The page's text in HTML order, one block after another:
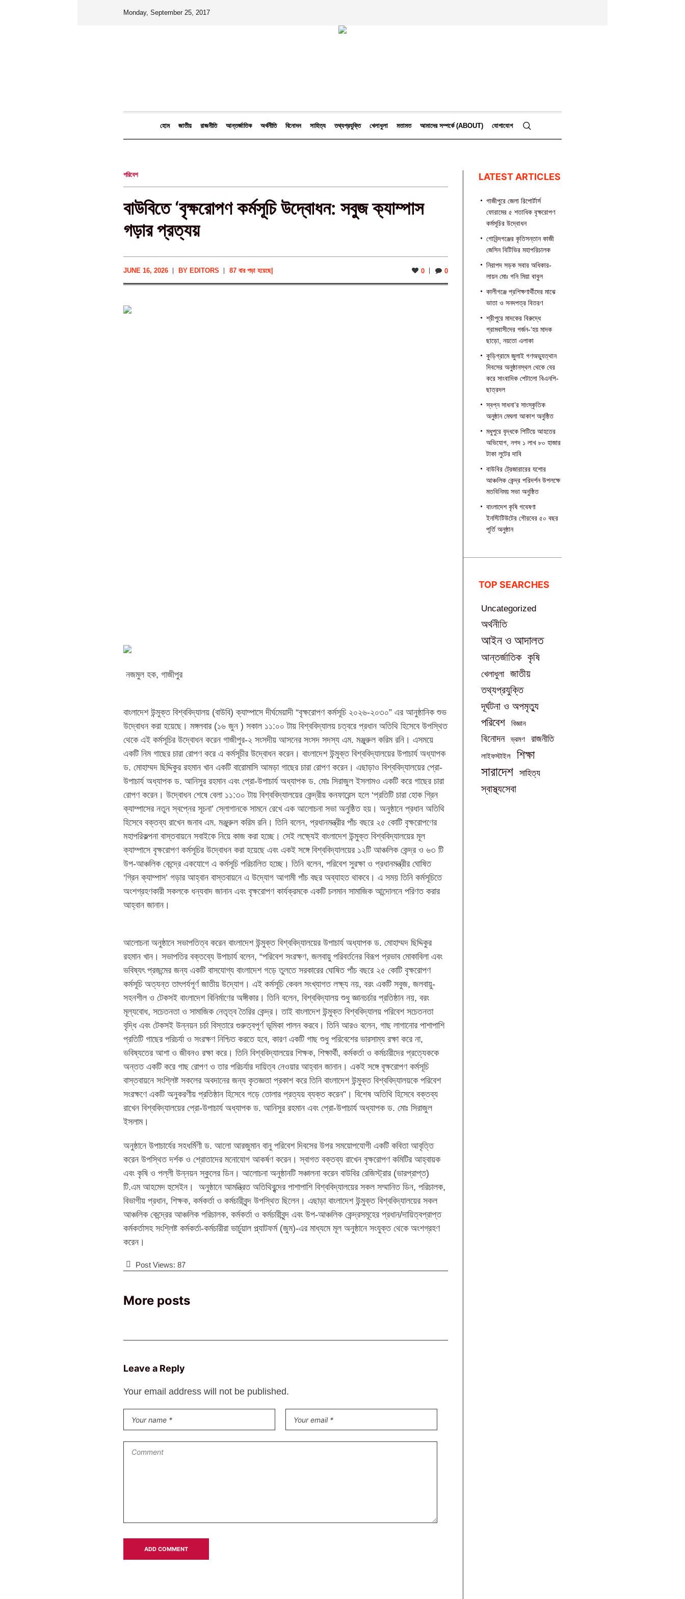
Monday, September 25, 2017
হোম জাতীয় রাজনীতি আন্তর্জাতিক অর্থনীতি বিনোদন সাহিত্য তথ্যপ্রযুক্তি খেলাধুলা মতামত আমাদের সম্পর্কে (ABOUT) যোগাযোগ
পরিবেশ
বাউবিতে ‘বৃক্ষরোপণ কর্মসূচি উদ্বোধন: সবুজ ক্যাম্পাস
গড়ার প্রত্যয়
JUNE 16, 2026 BY EDITORS |
87 বার পড়া হয়েছে 0 0
নজমুল হক, গাজীপুর
বাংলাদেশ উন্মুক্ত বিশ্ববিদ্যালয় (বাউবি) ক্যাম্পাসে দীর্ঘমেয়াদী “বৃক্ষরোপণ কর্মসূচি ২০২৬-২০৩০” এর আনুষ্ঠানিক শুভ
উদ্বোধন করা হয়েছে। মঙ্গলবার (১৬ জুন ) সকাল ১১:০০ টায় বিশ্ববিদ্যালয় চত্বরে প্রধান অতিথি হিসেবে উপস্থিত
থেকে এই কর্মসূচির উদ্বোধন করেন গাজীপুর-২ সংসদীয় আসনের সংসদ সদস্য এম. মঞ্জুরুল করিম রনি। এসময়ে
একটি নিম গাছের চারা রোপণ করে এ কর্মসূচীর উদ্বোধন করেন। বাংলাদেশ উন্মুক্ত বিশ্ববিদ্যালয়ের উপাচার্য অধ্যাপক
ড. মোহাম্মদ ছিদ্দিকুর রহমান খান একটি বারোমাসি আমড়া গাছের চারা রোপণ করেন। এছাড়াও বিশ্ববিদ্যালয়ের প্রো-
উপাচার্য অধ্যাপক ড. আনিসুর রহমান এবং প্রো-উপাচার্য অধ্যাপক ড. মোঃ সিরাজুল ইসলামও একটি করে গাছের চারা
রোপণ করেন। উদ্বোধন শেষে বেলা ১১:৩০ টায় বিশ্ববিদ্যালয়ের কেন্দ্রীয় কনফারেন্স হলে ‘প্রতিটি চারা হোক গ্রিন
ক্যাম্পাসের নতুন স্বপ্নের সূচনা’ স্লোগানকে সামনে রেখে এক আলোচনা সভা অনুষ্ঠিত হয়। অনুষ্ঠানে প্রধান অতিথি
হিসেবে বক্তব্য রাখেন জনাব এম. মঞ্জুরুল করিম রনি। তিনি বলেন, প্রধানমন্ত্রীর পাঁচ বছরে ২৫ কোটি বৃক্ষরোপণের
মহাপরিকল্পনা বাস্তবায়নে সবাইকে নিয়ে কাজ করা হচ্ছে। সেই লক্ষ্যেই বাংলাদেশ উন্মুক্ত বিশ্ববিদ্যালয়ের মূল
ক্যাম্পাসে বৃক্ষরোপণ কর্মসূচির উদ্বোধন করা হয়েছে এবং একই সঙ্গে বিশ্ববিদ্যালয়ের ১২টি আঞ্চলিক কেন্দ্র ও ৬৩ টি
উপ-আঞ্চলিক কেন্দ্রে একযোগে এ কর্মসূচি পরিচালিত হচ্ছে। তিনি বলেন, পরিবেশ সুরক্ষা ও প্রধানমন্ত্রীর ঘোষিত
‘গ্রিন ক্যাম্পাস’ গড়ার আহ্বান বাস্তবায়নে এ উদ্যোগ আগামী পাঁচ বছর অব্যাহত থাকবে। এ সময় তিনি কর্মসূচিতে
অংশগ্রহণকারী সকলকে ধন্যবাদ জানান এবং বৃক্ষরোপণ কার্যক্রমকে একটি চলমান সামাজিক আন্দোলনে পরিণত করার
আহ্বান জানান।
আলোচনা অনুষ্ঠানে সভাপতিত্ব করেন বাংলাদেশ উন্মুক্ত বিশ্ববিদ্যালয়ের উপাচার্য অধ্যাপক ড. মোহাম্মদ ছিদ্দিকুর
রহমান খান। সভাপতির বক্তব্যে উপাচার্য বলেন, “পরিবেশ সংরক্ষণ, জলবায়ু পরিবর্তনের বিরূপ প্রভাব মোকাবিলা এবং
ভবিষ্যৎ প্রজন্মের জন্য একটি বাসযোগ্য বাংলাদেশ গড়ে তুলতে সরকারের ঘোষিত পাঁচ বছরে ২৫ কোটি বৃক্ষরোপণ
কর্মসূচি অত্যন্ত তাৎপর্যপূর্ণ জাতীয় উদ্যোগ। এই কর্মসূচি কেবল সংখ্যাগত লক্ষ্য নয়, বরং একটি সবুজ, জলবায়ু-
সহনশীল ও টেকসই বাংলাদেশ বিনির্মাণের অঙ্গীকার। তিনি বলেন, বিশ্ববিদ্যালয় শুধু জ্ঞানচর্চার প্রতিষ্ঠান নয়, বরং
মূল্যবোধ, সচেতনতা ও সামাজিক নেতৃত্ব তৈরির কেন্দ্র। তাই বাংলাদেশ উন্মুক্ত বিশ্ববিদ্যালয় পরিবেশ সচেতনতা
বৃদ্ধি এবং টেকসই উন্নয়ন চর্চা বিস্তারে গুরুত্বপূর্ণ ভূমিকা পালন করবে। তিনি আরও বলেন, গাছ লাগানোর পাশাপাশি
প্রতিটি গাছের পরিচর্যা ও সংরক্ষণ নিশ্চিত করতে হবে, কারণ একটি গাছ শুধু পরিবেশের ভারসাম্য রক্ষা করে না,
ভবিষ্যতের আশা ও জীবনও রক্ষা করে। তিনি বিশ্ববিদ্যালয়ের শিক্ষক, শিক্ষার্থী, কর্মকর্তা ও কর্মচারীদের প্রত্যেককে
অন্তত একটি করে গাছ রোপণ ও তার পরিচর্যার দায়িত্ব নেওয়ার আহ্বান জানান। একই সঙ্গে বৃক্ষরোপণ কর্মসূচি
বাস্তবায়নে সংশ্লিষ্ট সকলের অবদানের জন্য কৃতজ্ঞতা প্রকাশ করে তিনি বাংলাদেশ উন্মুক্ত বিশ্ববিদ্যালয়কে পরিবেশ
সংরক্ষণে একটি অনুকরণীয় প্রতিষ্ঠান হিসেবে গড়ে তোলার প্রত্যয় ব্যক্ত করেন”। বিশেষ অতিথি হিসেবে বক্তব্য
রাখেন বিশ্ববিদ্যালয়ের প্রো-উপাচার্য অধ্যাপক ড. আনিসুর রহমান এবং প্রো-উপাচার্য অধ্যাপক ড. মোঃ সিরাজুল
ইসলাম।
অনুষ্ঠানে উপাচার্যের সহধর্মিণী ড. আলো আরজুমান বানু পরিবেশ দিবসের উপর সময়োপযোগী একটি কবিতা আবৃত্তি
করেন উপস্থিত দর্শক ও শ্রোতাদের মনোযোগ আকর্ষণ করেন। স্বাগত বক্তব্য রাখেন বৃক্ষরোপণ কমিটির আহ্বায়ক
এবং কৃষি ও পল্লী উন্নয়ন স্কুলের ডিন। আলোচনা অনুষ্ঠানটি সঞ্চালনা করেন বাউবির রেজিস্ট্রার (ভারপ্রাপ্ত)
টি.এম আহমেদ হুসেইন। অনুষ্ঠানে আমন্ত্রিত অতিথিবৃন্দের পাশাপাশি বিশ্ববিদ্যালয়ের সকল সম্মানিত ডিন, পরিচালক,
বিভাগীয় প্রধান, শিক্ষক, কর্মকর্তা ও কর্মচারীবৃন্দ উপস্থিত ছিলেন। এছাড়া বাংলাদেশ উন্মুক্ত বিশ্ববিদ্যালয়ের সকল
আঞ্চলিক কেন্দ্রের আঞ্চলিক পরিচালক, কর্মকর্তা ও কর্মচারীবৃন্দ এবং উপ-আঞ্চলিক কেন্দ্রসমূহের প্রধান/দায়িত্বপ্রাপ্ত
কর্মকর্তাসহ সংশ্লিষ্ট কর্মকর্তা-কর্মচারীরা ভার্চুয়াল প্ল্যাটফর্ম (জুম)-এর মাধ্যমে মূল অনুষ্ঠানে সংযুক্ত থেকে অংশগ্রহণ
করেন।
Post Views: 87
More posts
Leave a Reply
Your email address will not be published.
LATEST ARTICLES
গাজীপুরে জেলা রিপোর্টার্স
ফোরামের ৫ শতাধিক বৃক্ষরোপণ
কর্মসূচির উদ্বোধন
গোবিন্দগঞ্জের কৃতিসন্তান কাজী
জেসিন বিটিভির মহাপরিচালক
নিরাপদ সড়ক সবার অধিকার-
লায়ন মোঃ গনি মিয়া বাবুল
কালীগঞ্জে প্রশিক্ষণার্থীদের মাঝে
ভাতা ও সনদপত্র বিতরণ
শ্রীপুরে মাদকের বিরুদ্ধে
গ্রামবাসীদের গর্জন-‘হয় মাদক
ছাড়ো, নয়তো এলাকা
কুড়িগ্রামে জুলাই গণঅভ্যুত্থান
দিবসের অনুষ্ঠানস্থল থেকে বের
করে সাংবাদিক পেটালো বিএনপি-
ছাত্রদল
স্বপ্ন সাধনা’র সাংস্কৃতিক
অনুষ্ঠান মেঘলা আকাশ অনুষ্ঠিত
মধুপুরে বৃদ্ধকে পিটিয়ে আহতের
অভিযোগ, নগদ ১ লাখ ৮০ হাজার
টাকা লুটের দাবি
বাউবির ট্রেজারারের যশোর
আঞ্চলিক কেন্দ্র পরিদর্শন উপলক্ষে
মতবিনিময় সভা অনুষ্ঠিত
বাংলাদেশ কৃষি গবেষণা
ইনস্টিটিউটের গৌরবের ৫০ বছর
পূর্তি অনুষ্ঠান
TOP SEARCHES
Uncategorized
অর্থনীতি
আইন ও আদালত
আন্তর্জাতিক কৃষি
খেলাধুলা জাতীয়
তথ্যপ্রযুক্তি
দূর্ঘটনা ও অপমৃত্যু
পরিবেশ বিজ্ঞান
বিনোদন ভ্রমণ রাজনীতি
লাইফস্টাইল শিক্ষা
সারাদেশ সাহিত্য
স্বাস্থ্যসেবা